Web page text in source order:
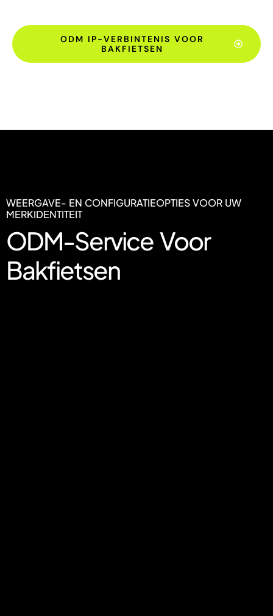
ODM IP-VERBINTENIS VOOR
BAKFIETSEN
WEERGAVE- EN CONFIGURATIEOPTIES VOOR UW
MERKIDENTITEIT
ODM-Service Voor
Bakfietsen